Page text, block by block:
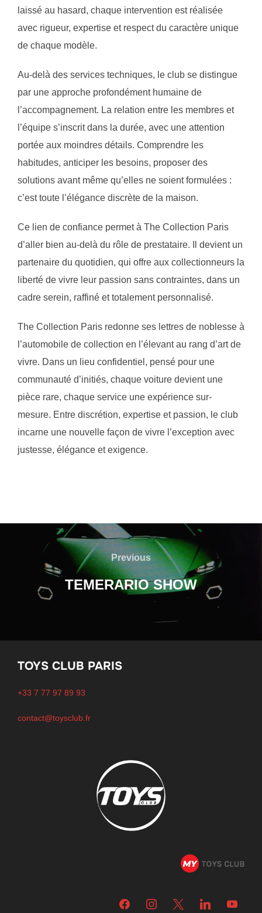
laissé au hasard, chaque intervention est réalisée
avec rigueur, expertise et respect du caractère unique
de chaque modèle.
Au-delà des services techniques, le club se distingue
par une approche profondément humaine de
l’accompagnement. La relation entre les membres et
l’équipe s’inscrit dans la durée, avec une attention
portée aux moindres détails. Comprendre les
habitudes, anticiper les besoins, proposer des
solutions avant même qu’elles ne soient formulées :
c’est toute l’élégance discrète de la maison.
Ce lien de confiance permet à The Collection Paris
d’aller bien au-delà du rôle de prestataire. Il devient un
partenaire du quotidien, qui offre aux collectionneurs la
liberté de vivre leur passion sans contraintes, dans un
cadre serein, raffiné et totalement personnalisé.
The Collection Paris redonne ses lettres de noblesse à
l’automobile de collection en l’élevant au rang d’art de
vivre. Dans un lieu confidentiel, pensé pour une
communauté d’initiés, chaque voiture devient une
pièce rare, chaque service une expérience sur-
mesure. Entre discrétion, expertise et passion, le club
incarne une nouvelle façon de vivre l’exception avec
justesse, élégance et exigence.
Navigation
l’article
Previous
Previous
TEMERARIO SHOW
TOYS CLUB PARIS
+33 7 77 97 89 93
contact@toysclub.fr
facebookinstagram linkedin youtube